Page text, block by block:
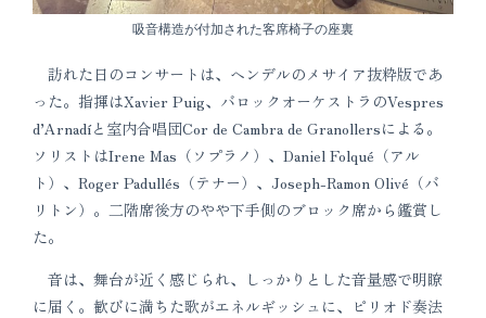
吸音構造が付加された客席椅子の座裏
訪れた日のコンサートは、ヘンデルのメサイア抜粋版であ
った。指揮はXavier Puig、バロックオーケストラのVespres
d’Arnadíと室内合唱団Cor de Cambra de Granollersによる。
ソリストはIrene Mas（ソプラノ）、Daniel Folqué（アル
ト）、Roger Padullés（テナー）、Joseph-Ramon Olivé（バ
リトン）。二階席後方のやや下手側のブロック席から鑑賞し
た。
音は、舞台が近く感じられ、しっかりとした音量感で明瞭
に届く。歓びに満ちた歌がエネルギッシュに、ピリオド奏法